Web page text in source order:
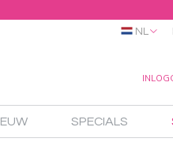
NL
SPECIALS